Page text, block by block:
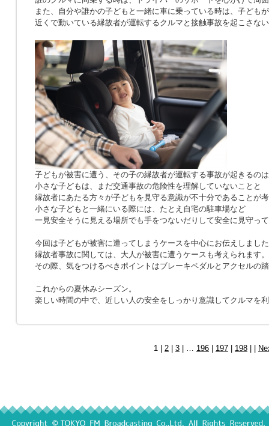
また、自分や誰かの子どもと一緒に車に乗っている時は、子ども
近くで動いている縁故者が運転するクルマと接触事故を起こさな
子どもが被害に遭う、その子の縁故者が運転する事故が起きるの
小さな子どもは、まだ交通事故の危険性を理解していないことと
縁故者にあたる方々が子どもを見守る意識が不十分であることが
小さな子どもと一緒にいる際には、たとえ自宅の駐車場など
一見安全そうに見える場所でも手をつないだりして安全に見守っ
今回は子どもが被害に遭ってしまうケースを中心にお伝えしまし
縁故者事故に関しては、大人が被害に遭うケースも考えられます。
その際、気をつけるべきポイントはブレーキペダルとアクセルの
これからの夏休みシーズン。
楽しい時間の中で、近しい人の安全をしっかり意識してクルマを
1 | 2 3 | … 196 197 198